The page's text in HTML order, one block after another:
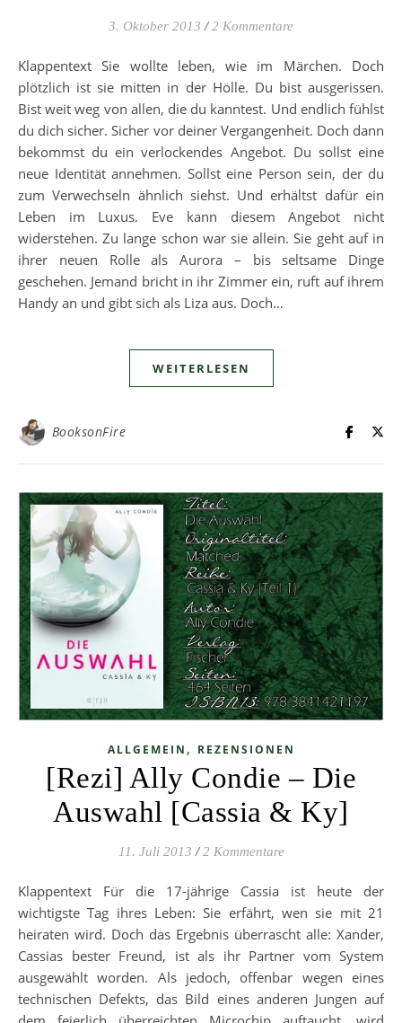
3. Oktober 2013 / 2 Kommentare
Klappentext Sie wollte leben, wie im Märchen. Doch
plötzlich ist sie mitten in der Hölle. Du bist ausgerissen.
Bist weit weg von allen, die du kanntest. Und endlich fühlst
du dich sicher. Sicher vor deiner Vergangenheit. Doch dann
bekommst du ein verlockendes Angebot. Du sollst eine
neue Identität annehmen. Sollst eine Person sein, der du
zum Verwechseln ähnlich siehst. Und erhältst dafür ein
Leben im Luxus. Eve kann diesem Angebot nicht
widerstehen. Zu lange schon war sie allein. Sie geht auf in
ihrer neuen Rolle als Aurora – bis seltsame Dinge
geschehen. Jemand bricht in ihr Zimmer ein, ruft auf ihrem
Handy an und gibt sich als Liza aus. Doch…
WEITERLESEN
BooksonFire
ALLGEMEIN , REZENSIONEN
[Rezi] Ally Condie – Die
Auswahl [Cassia & Ky]
11. Juli 2013 / 2 Kommentare
Klappentext Für die 17-jährige Cassia ist heute der
wichtigste Tag ihres Leben: Sie erfährt, wen sie mit 21
heiraten wird. Doch das Ergebnis überrascht alle: Xander,
Cassias bester Freund, ist als ihr Partner vom System
ausgewählt worden. Als jedoch, offenbar wegen eines
technischen Defekts, das Bild eines anderen Jungen auf